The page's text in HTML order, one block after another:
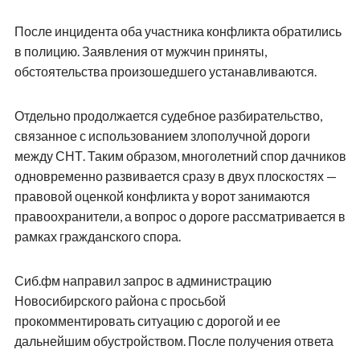
После инцидента оба участника конфликта обратились
в полицию. Заявления от мужчин приняты,
обстоятельства произошедшего устанавливаются.
Отдельно продолжается судебное разбирательство,
связанное с использованием злополучной дороги
между СНТ. Таким образом, многолетний спор дачников
одновременно развивается сразу в двух плоскостях —
правовой оценкой конфликта у ворот занимаются
правоохранители, а вопрос о дороге рассматривается в
рамках гражданского спора.
Сиб.фм направил запрос в администрацию
Новосибирского района с просьбой
прокомментировать ситуацию с дорогой и ее
дальнейшим обустройством. После получения ответа